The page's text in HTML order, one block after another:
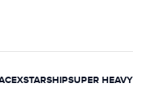
STARSHIPSUPER HEAVY